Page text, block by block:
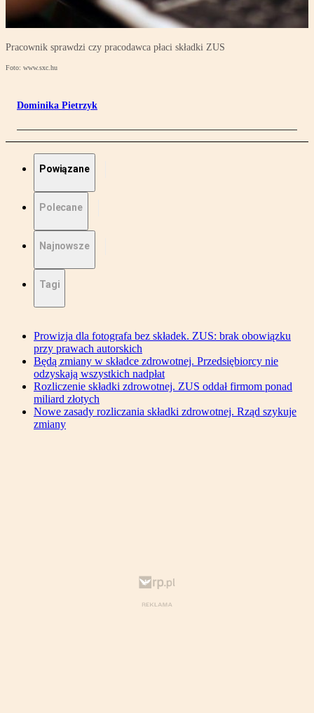
Pracownik sprawdzi czy pracodawca płaci składki ZUS
Foto: www.sxc.hu
Dominika Pietrzyk
Powiązane
Polecane
Najnowsze
Tagi
Prowizja dla fotografa bez składek. ZUS: brak obowiązku
przy prawach autorskich
Będą zmiany w składce zdrowotnej. Przedsiębiorcy nie
odzyskają wszystkich nadpłat
Rozliczenie składki zdrowotnej. ZUS oddał firmom ponad
miliard złotych
Nowe zasady rozliczania składki zdrowotnej. Rząd szykuje
zmiany